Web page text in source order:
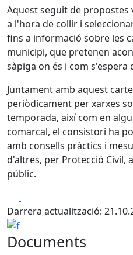
Aquest seguit de propostes
a l'hora de collir i
fins a informació sobre les
municipi, que pretenen
sàpiga on és i com
Juntament amb aquest
periòdicament per xarxes
temporada, així com en
comarcal, el consistori ha
amb consells pràctics i
d'altres, per Protecció Civil,
públic.
Darrera actualització:
f
Documents